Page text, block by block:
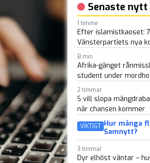
Senaste nytt
1 timme
Efter islamistkaoset:
Vänsterpartiets nya
8 min
Afrika-gänget
student under mordhot
2 timmar
S vill slopa
när chansen kommer
VIKTIGT Hur många
Samnytt?
3 timmar
Dyr elhöst väntar –